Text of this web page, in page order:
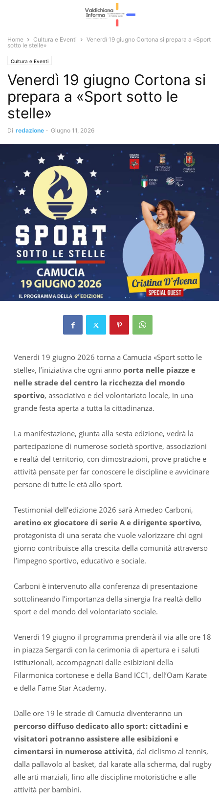
Home Cultura e Eventi
Venerdì 19 giugno Cortona si prepara a «Sport
sotto le stelle»
Cultura e Eventi
Venerdì 19 giugno Cortona si
prepara a «Sport sotto le
stelle»
Di redazione - Giugno 11, 2026
Venerdì 19 giugno 2026 torna a Camucia «Sport sotto le
stelle», l’iniziativa che ogni anno porta nelle piazze e
nelle strade del centro la ricchezza del mondo
sportivo, associativo e del volontariato locale, in una
grande festa aperta a tutta la cittadinanza.
La manifestazione, giunta alla sesta edizione, vedrà la
partecipazione di numerose società sportive, associazioni
e realtà del territorio, con dimostrazioni, prove pratiche e
attività pensate per far conoscere le discipline e avvicinare
persone di tutte le età allo sport.
Testimonial dell’edizione 2026 sarà Amedeo Carboni,
aretino ex giocatore di serie A e dirigente sportivo,
protagonista di una serata che vuole valorizzare chi ogni
giorno contribuisce alla crescita della comunità attraverso
l’impegno sportivo, educativo e sociale.
Carboni è intervenuto alla conferenza di presentazione
sottolineando l’importanza della sinergia fra realtà dello
sport e del mondo del volontariato sociale.
Venerdì 19 giugno il programma prenderà il via alle ore 18
in piazza Sergardi con la cerimonia di apertura e i saluti
istituzionali, accompagnati dalle esibizioni della
Filarmonica cortonese e della Band ICC1, dell’Oam Karate
e della Fame Star Academy.
Dalle ore 19 le strade di Camucia diventeranno un
percorso diffuso dedicato allo sport: cittadini e
visitatori potranno assistere alle esibizioni e
cimentarsi in numerose attività, dal ciclismo al tennis,
dalla pallavolo al basket, dal karate alla scherma, dal rugby
alle arti marziali, fino alle discipline motoristiche e alle
attività per bambini.